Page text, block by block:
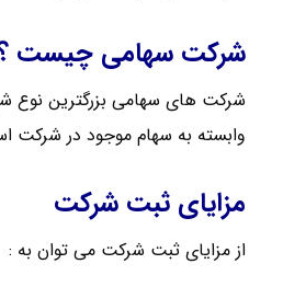
شرکت سهامی چیست
شرکت های سهامی بزرگترین
وابسته به سهام موجود در
مزایای ثبت شرکت
از مزایای ثبت شرکت می توان به :